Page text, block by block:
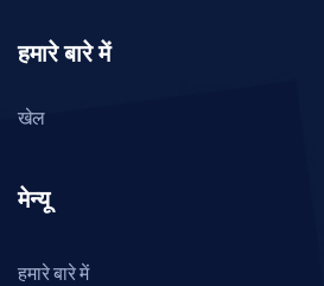
हमारे बारे में
खेल
मेन्यू
हमारे बारे में